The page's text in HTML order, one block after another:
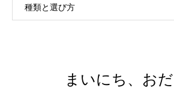
種類と選び方
まいにち、おだ